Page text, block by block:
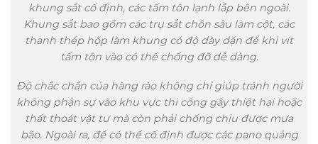
khung sắt cố định, các tấm tôn lạnh lắp bên ngoài.
Khung sắt bao gồm các trụ sắt chôn sâu làm cột, các
thanh thép hộp làm khung có độ dày dặn để khi vít
tấm tôn vào có thể chống đỡ dễ dàng.
Độ chắc chắn của hàng rào không chỉ giúp tránh người
không phận sự vào khu vực thi công gây thiệt hại hoặc
thất thoát vật tư mà còn phải chống chịu được mưa
bão. Ngoài ra, để có thể cố định được các pano quảng